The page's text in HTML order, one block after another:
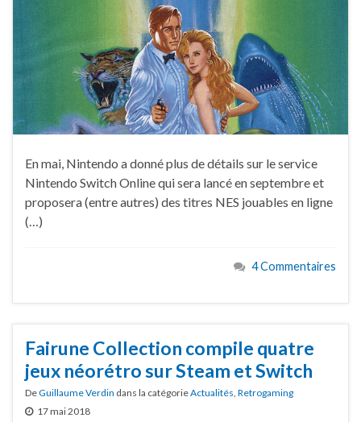
En mai, Nintendo a donné plus de détails sur le service
Nintendo Switch Online qui sera lancé en septembre et
proposera (entre autres) des titres NES jouables en ligne
(…)
4 Commentaires
Fairune Collection compile quatre
jeux néorétro sur Steam et Switch
DeGuillaume Verdin dans la catégorieActualités Retrogaming
17 mai 2018